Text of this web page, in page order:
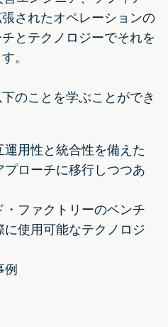
されたオペレーションの
とテクノロジーでそれを
。
のことを学ぶことができ
用性と統合性を備えた
プローチに移行しつつあ
ファクトリーのベンチ
使用可能なテクノロジ